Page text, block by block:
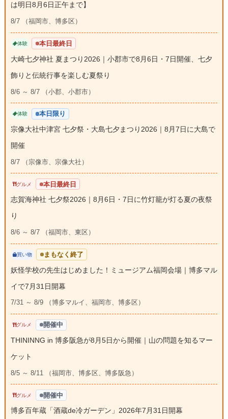
は明日8月6日正午まで】
8/7 （福岡市、博多区）
体験 本日最終日
大崎七夕神社 夏まつり2026｜小郡市で8月6日・7日開催、七夕
飾りと伝統行事を楽しむ夏祭り
8/6 ～ 8/7 （小郡、小郡市）
体験 本日限り
宗像大社中津宮 七夕祭・大島七夕まつり2026｜8月7日に大島で
開催
8/7 （宗像市、宗像大社）
グルメ 本日最終日
志賀海神社 七夕祭2026｜8月6日・7日に竹灯籠が灯る夏の夜祭
り
8/6 ～ 8/7 （福岡市、東区）
買い物 まもなく終了
妖怪学校の先生はじめました！ミュージアム福岡会場｜博多マル
イで7月31日開幕
7/31 ～ 8/9 （博多マルイ、福岡市、博多区）
グルメ 開催中
THININNG in 博多阪急が8月5日から開催｜山の問題を知るマー
ケット
8/5 ～ 8/11 （福岡市、博多区、博多阪急）
グルメ 開催中
博多百年蔵「酒蔵de冷ガーデン」2026年7月31日開幕